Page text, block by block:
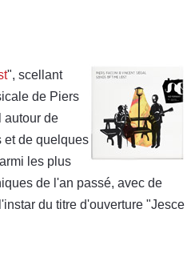
", scellant
de Piers
autour de
et de quelques
les plus
de l'an passé, avec de
du titre d'ouverture "Jesce